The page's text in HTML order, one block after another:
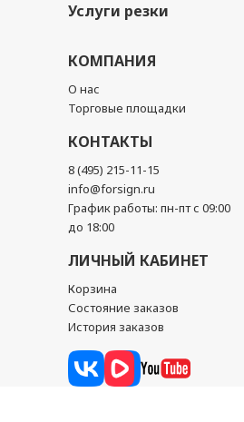
Услуги резки
КОМПАНИЯ
О нас
Торговые площадки
КОНТАКТЫ
8 (495) 215-11-15
info@forsign.ru
График работы: пн-пт с 09:00
до 18:00
ЛИЧНЫЙ КАБИНЕТ
Корзина
Состояние заказов
История заказов